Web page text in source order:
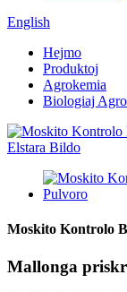
English
Hejmo
Produktoj
Agrokemia
Biologiaj
Moskito Kontrolo
Mallonga